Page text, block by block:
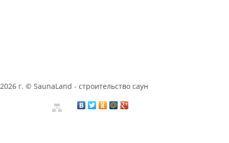
2026 г. © SaunaLand - строительство саун